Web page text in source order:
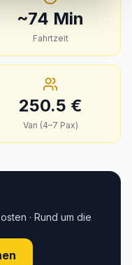
~74 Min
Fahrtzeit
250.5 €
Van (4–7 Pax)
· Rund um die